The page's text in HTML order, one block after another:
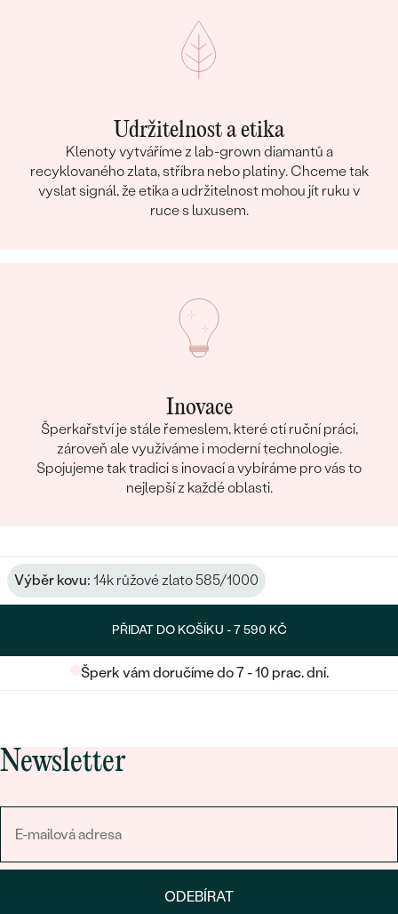
Udržitelnost a etika
Klenoty vytváříme z lab-grown diamantů a
recyklovaného zlata, stříbra nebo platiny. Chceme tak
vyslat signál, že etika a udržitelnost mohou jít ruku v
ruce s luxusem.
Inovace
Šperkařství je stále řemeslem, které ctí ruční práci,
zároveň ale využíváme i moderní technologie.
Spojujeme tak tradici s inovací a vybíráme pro vás to
nejlepší z každé oblasti.
Výběr kovu: 14k růžové zlato 585/1000
PŘIDAT DO KOŠÍKU -7 590 KČ
Šperk vám doručíme do 7 - 10 prac. dní.
Newsletter
ODEBÍRAT